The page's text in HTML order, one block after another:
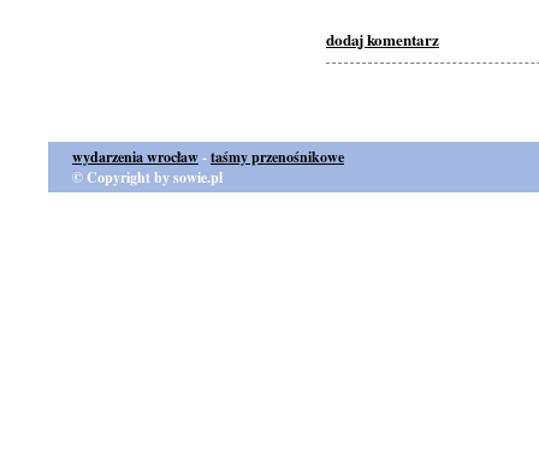
dodaj komentarz
wydarzenia wrocław-taśmy przenośnikowe
© Copyright by sowie.pl